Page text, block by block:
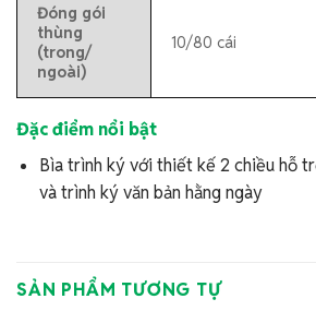
Đóng gói
thùng
(trong/
ngoài)
10/80 cái
Đặc điểm nổi bật
Bìa trình ký với thiết kế 2 chiều hỗ
và trình ký văn bản hằng ngày
SẢN PHẨM TƯƠNG TỰ